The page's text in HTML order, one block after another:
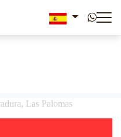
Las Palomas